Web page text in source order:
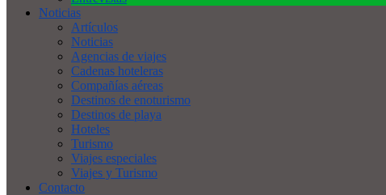
Noticias
Artículos
Noticias
Agencias de viajes
Cadenas hoteleras
Compañías aéreas
Destinos de enoturismo
Destinos de playa
Hoteles
Turismo
Viajes especiales
Viajes y Turismo
Contacto